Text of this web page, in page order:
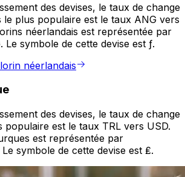
des devises, le taux de change
le plus populaire est le taux ANG vers
néerlandais est représentée par
symbole de cette devise est ƒ.
néerlandais
des devises, le taux de change
populaire est le taux TRL vers USD.
est représentée par
symbole de cette devise est ₤.